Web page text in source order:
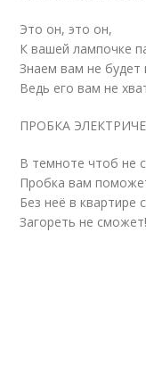
Это он, это он,
К вашей лампочке
Знаем вам не будет
Ведь его вам не
ПРОБКА
В темноте чтоб не
Пробка вам
Без неё в квартире
Загореть не сможет!